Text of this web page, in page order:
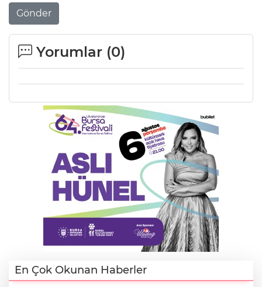
Gönder
Yorumlar (0)
En Çok Okunan Haberler